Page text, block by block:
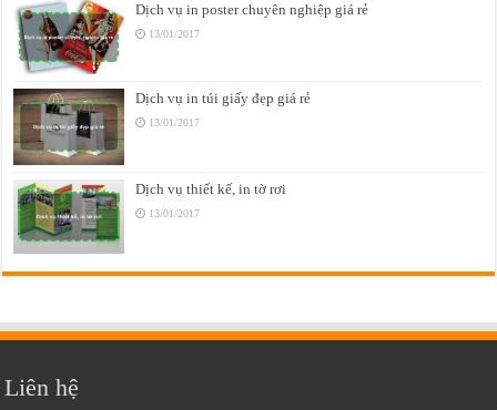
Dịch vụ in poster chuyên nghiệp giá rẻ
13/01/2017
Dịch vụ in túi giấy đẹp giá rẻ
13/01/2017
Dịch vụ thiết kế, in tờ rơi
13/01/2017
Liên hệ